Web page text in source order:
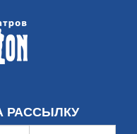
РАССЫЛКУ